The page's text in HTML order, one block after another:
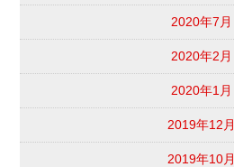
2020年7月
2020年2月
2020年1月
2019年12月
2019年10月